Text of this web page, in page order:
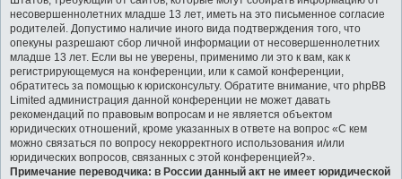
несовершеннолетних младше 13 лет, иметь на это письменное согласие
родителей. Допустимо наличие иного вида подтверждения того, что
опекуны разрешают сбор личной информации от несовершеннолетних
младше 13 лет. Если вы не уверены, применимо ли это к вам, как к
регистрирующемуся на конференции, или к самой конференции,
обратитесь за помощью к юрисконсульту. Обратите внимание, что phpBB
Limited администрация данной конференции не может давать
рекомендаций по правовым вопросам и не является объектом
юридических отношений, кроме указанных в ответе на вопрос «С кем
можно связаться по вопросу некорректного использования и/или
юридических вопросов, связанных с этой конференцией?».
Примечание переводчика: в России данный акт не имеет юридической